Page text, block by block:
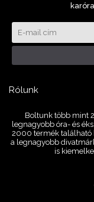
Rólunk
Boltunk több mint
legnagyobb óra- és
2000 termék található
a legnagyobb
is